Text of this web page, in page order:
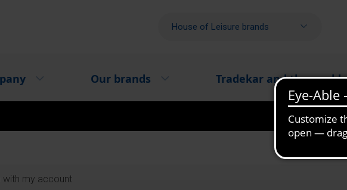
House of Leisure brands
Our brands Tradekar and the world
with my account